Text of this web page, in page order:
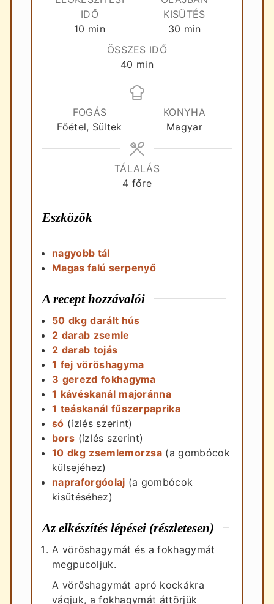
IDŐ
10 perc
min
KISÜTÉS
30 perc
min
ÖSSZES IDŐ
40 perc
min
FOGÁS
Főétel, Sültek
KONYHA
Magyar
TÁLALÁS
4 főre
Eszközök
nagyobb tál
Magas falú serpenyő
A recept hozzávalói
50 dkg darált hús
2 darab zsemle
2 darab tojás
1 fej vöröshagyma
3 gerezd fokhagyma
1 kávéskanál majoránna
1 teáskanál fűszerpaprika
só (ízlés szerint)
bors (ízlés szerint)
10 dkg zsemlemorzsa (a gombócok
külsejéhez)
napraforgóolaj (a gombócok
kisütéséhez)
Az elkészítés lépései (részletesen)
A vöröshagymát és a fokhagymát
megpucoljuk.
A vöröshagymát apró kockákra
vágjuk, a fokhagymát áttörjük